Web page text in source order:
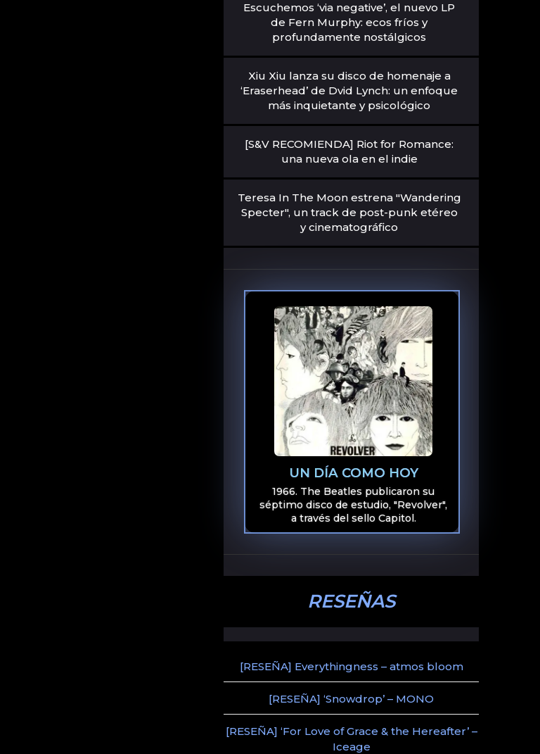
Escuchemos ‘via negative’, el nuevo LP
de Fern Murphy: ecos fríos y
profundamente nostálgicos
Xiu Xiu lanza su disco de homenaje a
‘Eraserhead’ de Dvid Lynch: un enfoque
más inquietante y psicológico
[S&V RECOMIENDA] Riot for Romance:
una nueva ola en el indie
Teresa In The Moon estrena "Wandering
Specter", un track de post-punk etéreo
y cinematográfico
UN DÍA COMO HOY
1966. The Beatles publicaron su
séptimo disco de estudio, "Revolver",
a través del sello Capitol.
RESEÑAS
[RESEÑA] Everythingness – atmos bloom
[RESEÑA] ‘Snowdrop’ – MONO
[RESEÑA] ‘For Love of Grace & the Hereafter’ –
Iceage